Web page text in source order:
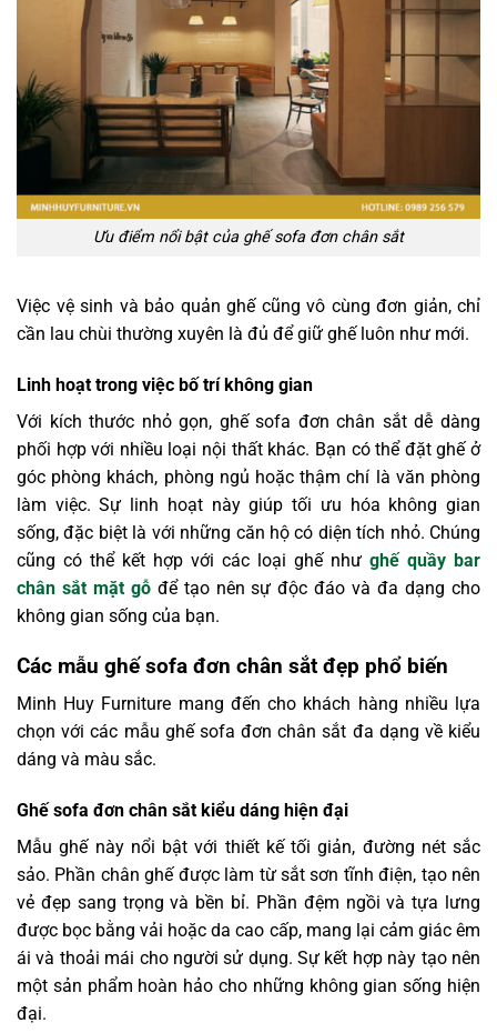
Ưu điểm nổi bật của ghế sofa đơn chân sắt
Việc vệ sinh và bảo quản ghế cũng vô cùng đơn giản, chỉ
cần lau chùi thường xuyên là đủ để giữ ghế luôn như mới.
Linh hoạt trong việc bố trí không gian
Với kích thước nhỏ gọn, ghế sofa đơn chân sắt dễ dàng
phối hợp với nhiều loại nội thất khác. Bạn có thể đặt ghế ở
góc phòng khách, phòng ngủ hoặc thậm chí là văn phòng
làm việc. Sự linh hoạt này giúp tối ưu hóa không gian
sống, đặc biệt là với những căn hộ có diện tích nhỏ. Chúng
cũng có thể kết hợp với các loại ghế như ghế quầy bar
chân sắt mặt gỗđể tạo nên sự độc đáo và đa dạng cho
không gian sống của bạn.
Các mẫu ghế sofa đơn chân sắt đẹp phổ biến
Minh Huy Furniture mang đến cho khách hàng nhiều lựa
chọn với các mẫu ghế sofa đơn chân sắt đa dạng về kiểu
dáng và màu sắc.
Ghế sofa đơn chân sắt kiểu dáng hiện đại
Mẫu ghế này nổi bật với thiết kế tối giản, đường nét sắc
sảo. Phần chân ghế được làm từ sắt sơn tĩnh điện, tạo nên
vẻ đẹp sang trọng và bền bỉ. Phần đệm ngồi và tựa lưng
được bọc bằng vải hoặc da cao cấp, mang lại cảm giác êm
ái và thoải mái cho người sử dụng. Sự kết hợp này tạo nên
một sản phẩm hoàn hảo cho những không gian sống hiện
đại.